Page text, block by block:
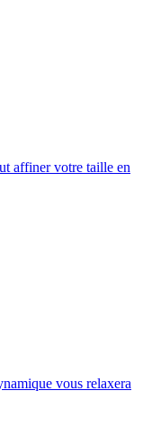
affiner votre taille en
vous relaxera